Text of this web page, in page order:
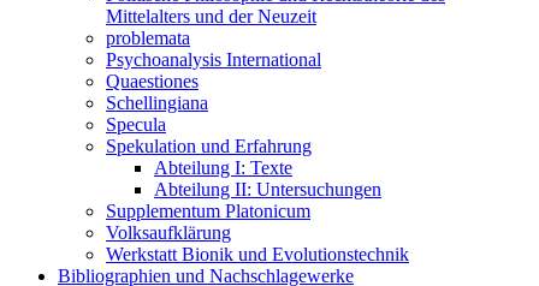
Mittelalters und der Neuzeit
problemata
Psychoanalysis International
Quaestiones
Schellingiana
Specula
Spekulation und Erfahrung
Abteilung I: Texte
Abteilung II: Untersuchungen
Supplementum Platonicum
Volksaufklärung
Werkstatt Bionik und Evolutionstechnik
Bibliographien und Nachschlagewerke